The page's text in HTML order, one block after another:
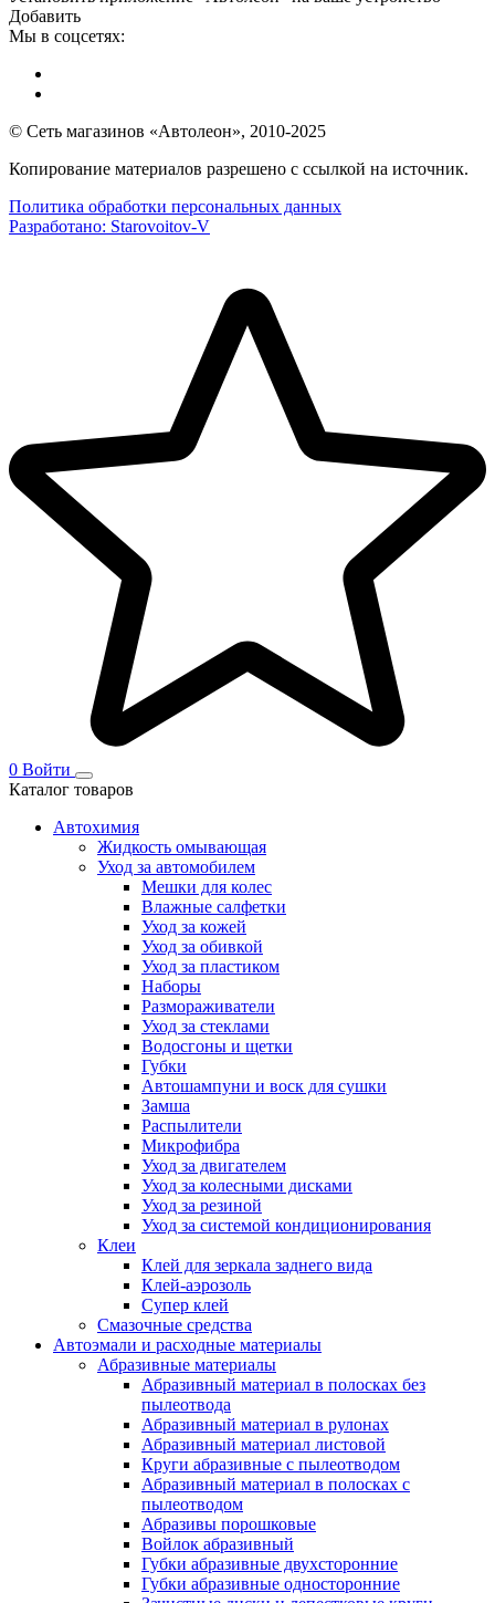
Добавить
Мы в соцсетях:
© Сеть магазинов «Автолеон», 2010-2025
Копирование материалов разрешено с ссылкой на источник.
Политика обработки персональных данных
Разработано: Starovoitov-V
0 Войти
Каталог товаров
Автохимия
Жидкость омывающая
Уход за автомобилем
Мешки для колес
Влажные салфетки
Уход за кожей
Уход за обивкой
Уход за пластиком
Наборы
Размораживатели
Уход за стеклами
Водосгоны и щетки
Губки
Автошампуни и воск для сушки
Замша
Распылители
Микрофибра
Уход за двигателем
Уход за колесными дисками
Уход за резиной
Уход за системой кондиционирования
Клеи
Клей для зеркала заднего вида
Клей-аэрозоль
Супер клей
Смазочные средства
Автоэмали и расходные материалы
Абразивные материалы
Абразивный материал в полосках без
пылеотвода
Абразивный материал в рулонах
Абразивный материал листовой
Круги абразивные с пылеотводом
Абразивный материал в полосках с
пылеотводом
Абразивы порошковые
Войлок абразивный
Губки абразивные двухсторонние
Губки абразивные односторонние